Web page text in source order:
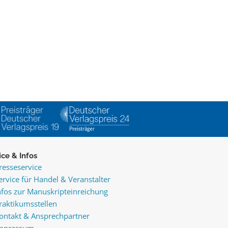
& Infos
für Handel & Veranstalter
zur Manuskripteinreichung
& Ansprechpartner